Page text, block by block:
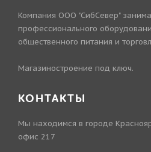
Компания ООО "СибСевер"
профессионального
общественного питания и
Магазиностроение под ключ.
КОНТАКТЫ
Мы находимся в городе
офис 217